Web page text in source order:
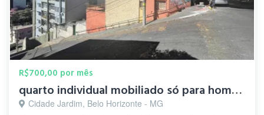
R$700,00 por mês
quarto individual mobiliado só para homens
Cidade Jardim, Belo Horizonte - MG